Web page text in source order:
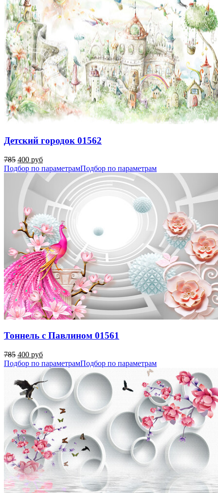
Детский городок 01562
785 400 руб
Подбор по параметрамПодбор по параметрам
Тоннель с Павлином 01561
785 400 руб
Подбор по параметрамПодбор по параметрам